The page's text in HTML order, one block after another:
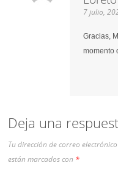
7 julio,
Gracias,
momento
Deja una
Tu dirección de correo
están marcados con *